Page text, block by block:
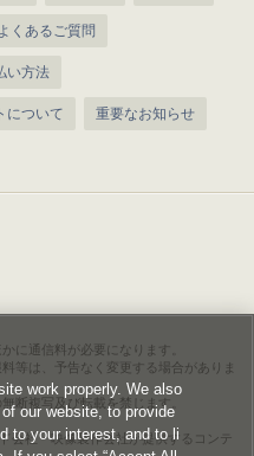
くあるご質問
い方法
について 重要なお知らせ
に通信料が必要になります。
等は、予告なく変更する場合がありま
断複写及び転載を禁じます。
会社・映像製作会社が提供するコンテ
work properly. We also
our website, to provide
to your interest, and to li